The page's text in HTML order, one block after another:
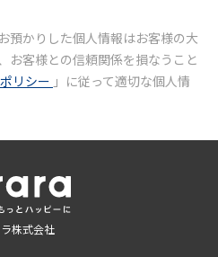
預かりした個人情報はお客様の大
お客様との信頼関係を損なうこと
リシー 」に従って適切な個人情
株式会社